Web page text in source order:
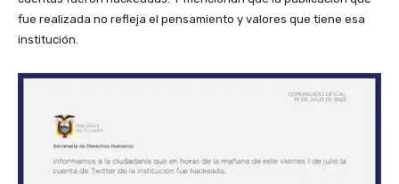
fue realizada no refleja el pensamiento y valores que tiene esa
institución.